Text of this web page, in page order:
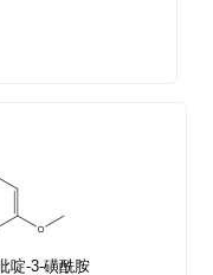
啶-3-磺酰胺